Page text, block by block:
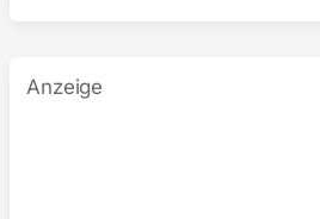
Anzeige